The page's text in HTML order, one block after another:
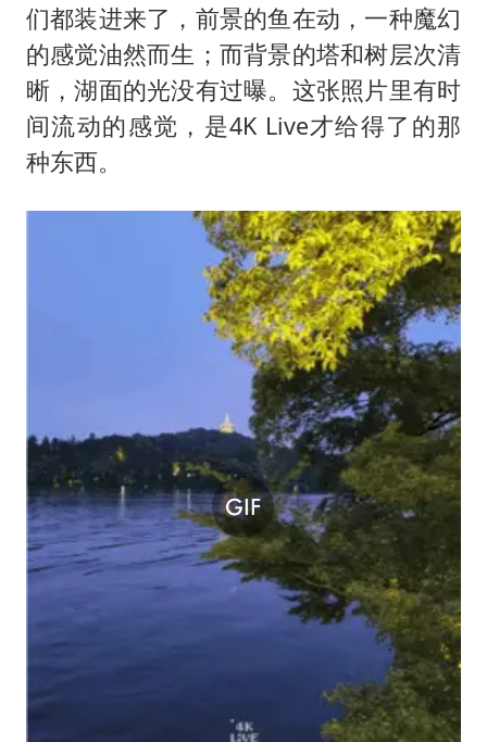
们都装进来了，前景的鱼在动，一种魔幻
的感觉油然而生；而背景的塔和树层次清
晰，湖面的光没有过曝。这张照片里有时
间流动的感觉，是4K Live才给得了的那
种东西。